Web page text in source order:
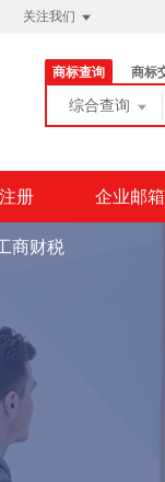
关注我们
商标查询 商标
综合查询
册 企业邮箱
商财税